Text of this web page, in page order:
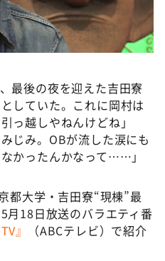
最後の夜を迎えた吉田寮
していた。これに岡村は
っ越しやねんけどね」
じみ。OBが流した涙にも
かったんかなって……」
都大学・吉田寮“現棟”最
月18日放送のバラエティ番
』
（ABCテレビ）で紹介